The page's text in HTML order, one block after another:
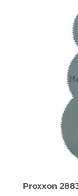
Proxxon